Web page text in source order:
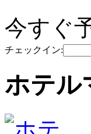
今すぐ
チェックイン:
ホテル